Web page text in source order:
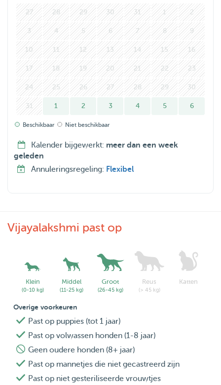
27 28 29 30 31 1 2
3 4 5 6 7 8 9
10 11 12 13 14 15 16
17 18 19 20 21 22 23
24 25 26 27 28 29 30
31 1 2 3 4 5 6
Beschikbaar Niet beschikbaar
Kalender bijgewerkt: meer dan een week
geleden
Annuleringsregeling: Flexibel
Vijayalakshmi past op
Klein
(0-10 kg)
Middel
(11-25 kg)
Groot
(26-45 kg)
Reus
(> 45 kg)
Katten
Overige voorkeuren
Past op puppies (tot 1 jaar)
Past op volwassen honden (1-8 jaar)
Geen oudere honden (8+ jaar)
Past op mannetjes die niet gecastreerd zijn
Past op niet gesteriliseerde vrouwtjes